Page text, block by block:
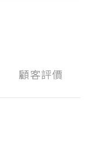
顧客評價